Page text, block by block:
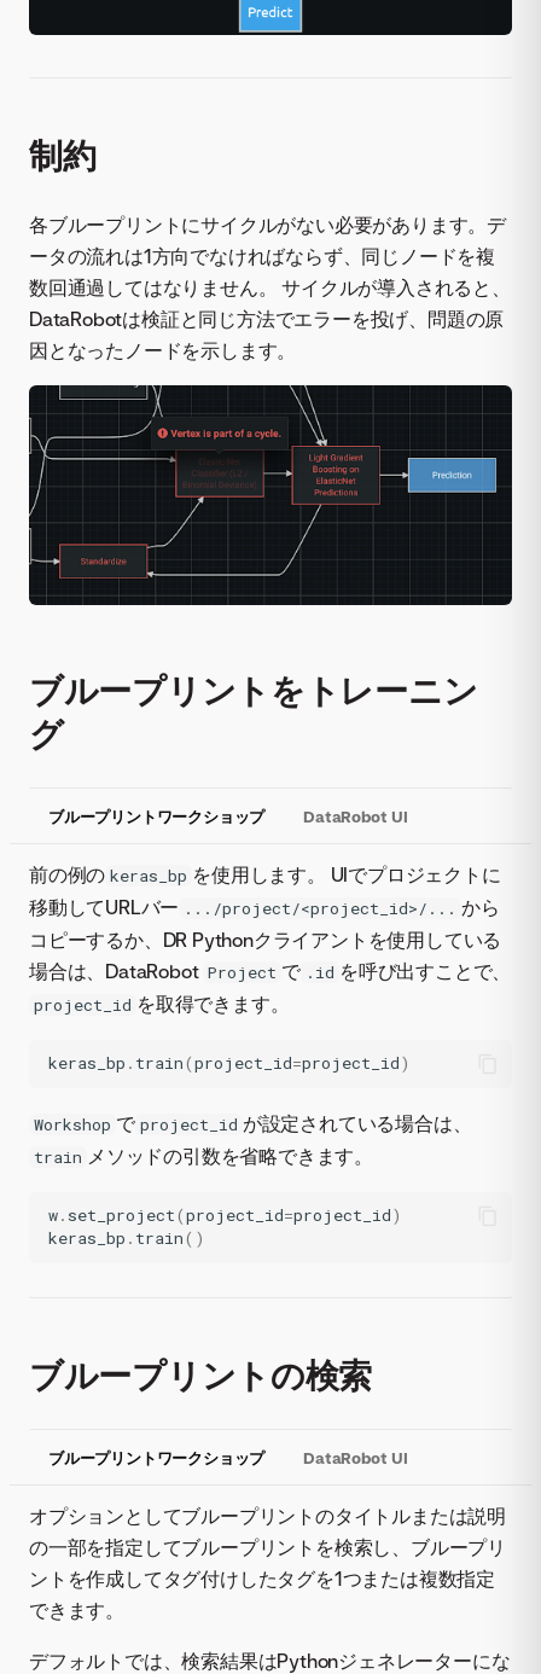
制約
各ブループリントにサイクルがない必要があります。デ
ータの流れは1方向でなければならず、同じノードを複
数回通過してはなりません。 サイクルが導入されると、
DataRobotは検証と同じ方法でエラーを投げ、問題の原
因となったノードを示します。
ブループリントをトレーニン
グ
ブループリントワークショップ DataRobot UI
前の例の keras_bp を使用します。 UIでプロジェクトに
移動してURLバー .../project/<project_id>/... から
コピーするか、DR Pythonクライアントを使用している
場合は、DataRobot Project で .id を呼び出すことで、
project_id を取得できます。
keras_bp . train(project_id=project_id)
Workshop で project_id が設定されている場合は、
train メソッドの引数を省略できます。
w. set_project(project_id=project_id)
keras_bp . train()
ブループリントの検索
ブループリントワークショップ DataRobot UI
オプションとしてブループリントのタイトルまたは説明
の一部を指定してブループリントを検索し、ブループリ
ントを作成してタグ付けしたタグを1つまたは複数指定
できます。
デフォルトでは、検索結果はPythonジェネレーターにな